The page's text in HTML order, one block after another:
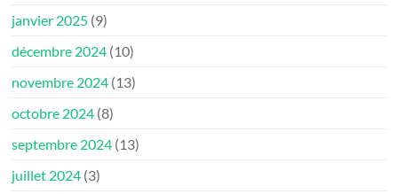
janvier 2025 (9)
décembre 2024 (10)
novembre 2024 (13)
octobre 2024 (8)
septembre 2024 (13)
juillet 2024 (3)